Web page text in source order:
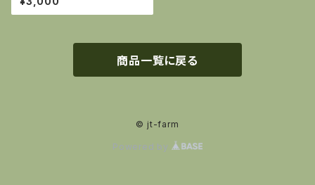
瓶2本セット
商品一覧に戻る
© jt-farm
Powered by